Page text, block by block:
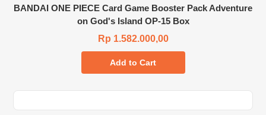
BANDAI ONE PIECE Card Game Booster Pack Adventure
on God's Island OP-15 Box
Rp 1.582.000,00
Add to Cart